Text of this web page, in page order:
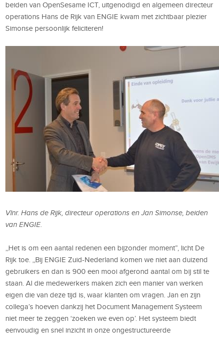
beiden van OpenSesame ICT, uitgenodigd en algemeen directeur
operations Hans de Rijk van ENGIE kwam met zichtbaar plezier
Simonse persoonlijk feliciteren!
Vlnr. Hans de Rijk, directeur operations en Jan Simonse, beiden
van ENGIE.
,,Het is om een aantal redenen een bijzonder moment”, licht De
Rijk toe. ,,Bij ENGIE Zuid-Nederland komen we niet aan duizend
gebruikers en dan is 900 een mooi afgerond aantal om bij stil te
staan. Al die medewerkers maken zich een manier van werken
eigen die van deze tijd is, waar klanten om vragen. Jan en zijn
collega’s hoeven dankzij het Document Management Systeem
niet meer te zeggen ‘zoeken we even op’. Het systeem biedt
eenvoudig en snel inzicht in onze ongestructureerde